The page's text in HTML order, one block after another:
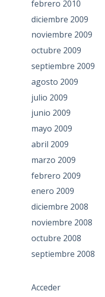
febrero 2010
diciembre 2009
noviembre 2009
octubre 2009
septiembre 2009
agosto 2009
julio 2009
junio 2009
mayo 2009
abril 2009
marzo 2009
febrero 2009
enero 2009
diciembre 2008
noviembre 2008
octubre 2008
septiembre 2008
Acceder